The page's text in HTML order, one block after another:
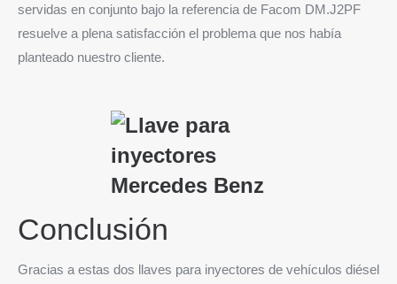
servidas en conjunto bajo la referencia de Facom DM.J2PF
resuelve a plena satisfacción el problema que nos había
planteado nuestro cliente.
Conclusión
Gracias a estas dos llaves para inyectores de vehículos diésel